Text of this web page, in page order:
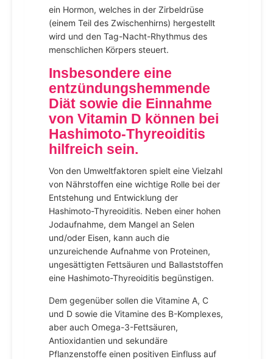
ein Hormon, welches in der Zirbeldrüse
(einem Teil des Zwischenhirns) hergestellt
wird und den Tag-Nacht-Rhythmus des
menschlichen Körpers steuert.
Insbesondere eine
entzündungshemmende
Diät sowie die Einnahme
von Vitamin D können bei
Hashimoto-Thyreoiditis
hilfreich sein.
Von den Umweltfaktoren spielt eine Vielzahl
von Nährstoffen eine wichtige Rolle bei der
Entstehung und Entwicklung der
Hashimoto-Thyreoiditis. Neben einer hohen
Jodaufnahme, dem Mangel an Selen
und/oder Eisen, kann auch die
unzureichende Aufnahme von Proteinen,
ungesättigten Fettsäuren und Ballaststoffen
eine Hashimoto-Thyreoiditis begünstigen.
Dem gegenüber sollen die Vitamine A, C
und D sowie die Vitamine des B-Komplexes,
aber auch Omega-3-Fettsäuren,
Antioxidantien und sekundäre
Pflanzenstoffe einen positiven Einfluss auf